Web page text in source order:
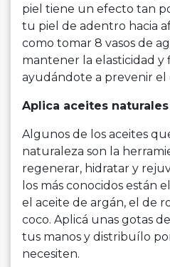
piel tiene un efecto tan
tu piel de adentro hacia
como tomar 8 vasos de
mantener la elasticidad y
ayudándote a prevenir el
Aplica aceites naturales
Algunos de los aceites
naturaleza son la
regenerar, hidratar y
los más conocidos están
el aceite de argán, el de
coco. Aplicá unas gotas
tus manos y distribuílo
necesiten.